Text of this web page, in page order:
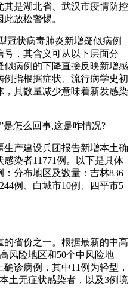
其是湖北省、武汉市疫情防控
放松警惕。
冠状病毒肺炎新增疑似病例
，其含义可从以下层面分
病例的下降直接反映新增感
指根据症状、流行病学史初
其数量减少意味着新发感染
是怎么回事,这是咋情况?
产建设兵团报告新增本土确
染者11771例。以下是具体
分布地区及数量：吉林836
例、白城市10例、四平市5
省份之一。根据最新的中高
风险地区和50个中风险地
诊病例，其中11例为轻型，
土无症状感染者，以及3例境